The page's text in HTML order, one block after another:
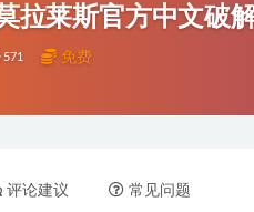
拉莱斯官方中文破
571 免费
评论建议 常见问题